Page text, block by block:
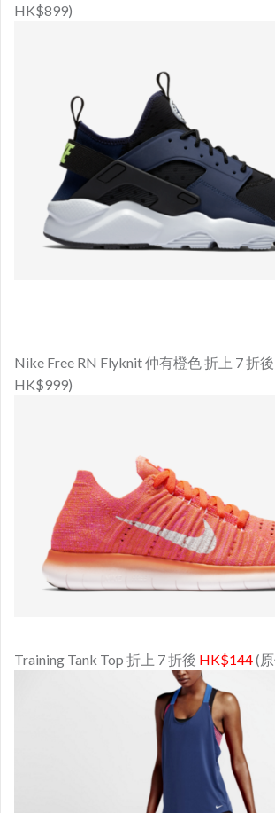
HK$899)
Nike Free RN Flyknit 仲有橙色 折上 7 折後
HK$999)
Training Tank Top 折上 7 折後 HK$144(